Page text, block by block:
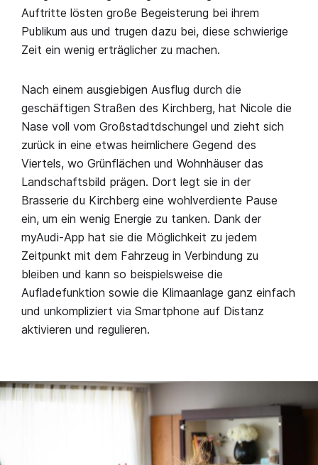
Auftritte lösten große Begeisterung bei ihrem
Publikum aus und trugen dazu bei, diese schwierige
Zeit ein wenig erträglicher zu machen.
Nach einem ausgiebigen Ausflug durch die
geschäftigen Straßen des Kirchberg, hat Nicole die
Nase voll vom Großstadtdschungel und zieht sich
zurück in eine etwas heimlichere Gegend des
Viertels, wo Grünflächen und Wohnhäuser das
Landschaftsbild prägen. Dort legt sie in der
Brasserie du Kirchberg eine wohlverdiente Pause
ein, um ein wenig Energie zu tanken. Dank der
myAudi-App hat sie die Möglichkeit zu jedem
Zeitpunkt mit dem Fahrzeug in Verbindung zu
bleiben und kann so beispielsweise die
Aufladefunktion sowie die Klimaanlage ganz einfach
und unkompliziert via Smartphone auf Distanz
aktivieren und regulieren.